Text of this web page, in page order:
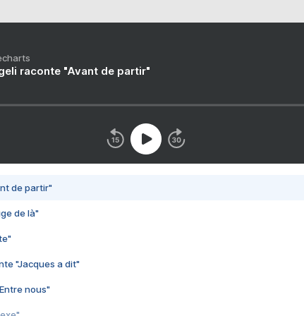
raconte "Avant de partir"
de partir"
de là"
"Jacques a dit"
nous"